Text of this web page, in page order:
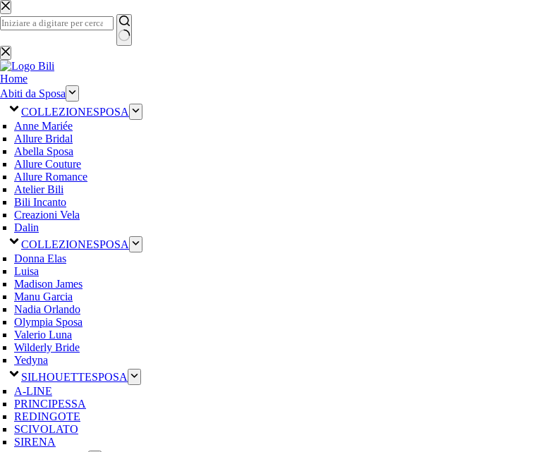
Salta
al
contenuto
Nessun
risultato
Home
Abiti da Sposa
COLLEZIONESPOSA
Anne Mariée
Allure Bridal
Abella Sposa
Allure Couture
Allure Romance
Atelier Bili
Bili Incanto
Creazioni Vela
Dalin
COLLEZIONESPOSA
Donna Elas
Luisa
Madison James
Manu Garcia
Nadia Orlando
Olympia Sposa
Valerio Luna
Wilderly Bride
Yedyna
SILHOUETTESPOSA
A-LINE
PRINCIPESSA
REDINGOTE
SCIVOLATO
SIRENA